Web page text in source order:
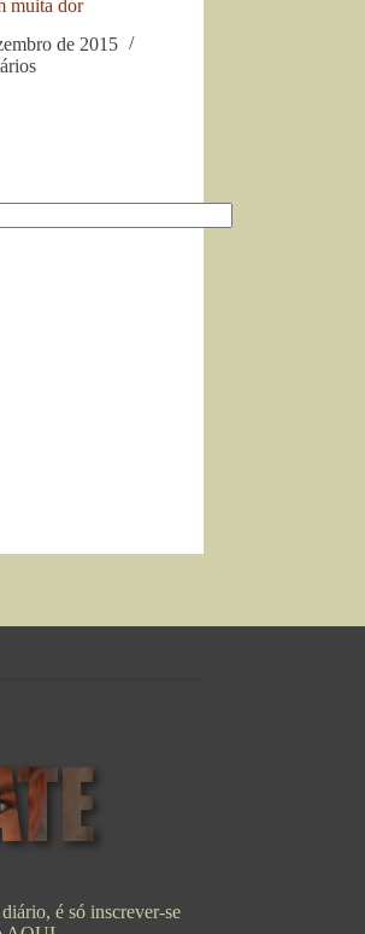
muita dor
de 2015
é só inscrever-se